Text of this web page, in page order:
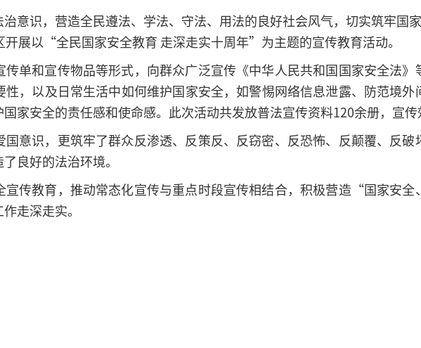
意识，营造全民遵法、学法、守法、用法的良好社会风气，切实筑牢国
展以“全民国家安全教育 走深走实十周年”为主题的宣传教育活动。
单和宣传物品等形式，向群众广泛宣传《中华人民共和国国家安全法》
，以及日常生活中如何维护国家安全，如警惕网络信息泄露、防范境外
家安全的责任感和使命感。此次活动共发放普法宣传资料120余册，宣传
意识，更筑牢了群众反渗透、反策反、反窃密、反恐怖、反颠覆、反
良好的法治环境。
宣传教育，推动常态化宣传与重点时段宣传相结合，积极营造“国家安
走深走实。